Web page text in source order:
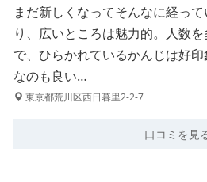
まだ新しくなってそんなに経っ
り、広いところは魅力的。人数
で、ひらかれているかんじは好
なのも良い…
東京都荒川区西日暮里2-2-7
口コミを見